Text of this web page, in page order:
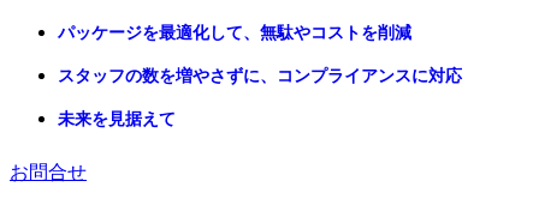
パッケージを最適化して、無駄やコストを削減
スタッフの数を増やさずに、コンプライアンスに対応
未来を見据えて
お問合せ